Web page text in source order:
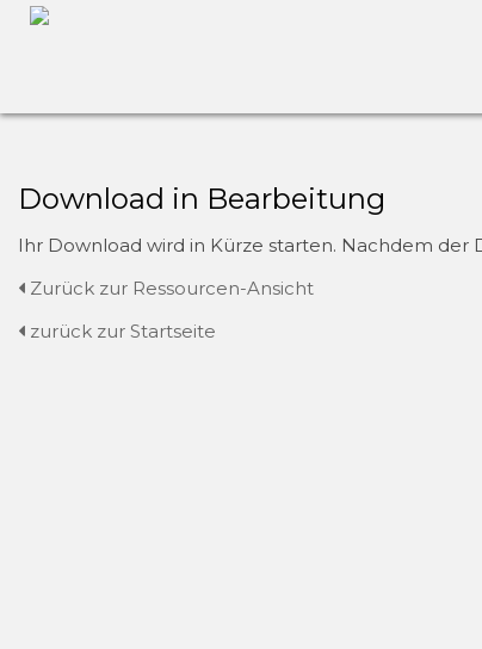
Download in Bearbeitung
Ihr Download wird in Kürze starten. Nachdem der
Zurück zur Ressourcen-Ansicht
zurück zur Startseite